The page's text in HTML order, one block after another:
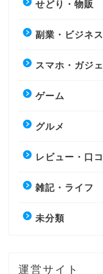
せどり・物販
副業・ビジネス
スマホ・ガジ
ゲーム
グルメ
レビュー・口コ
雑記・ライフ
未分類
運営サイト